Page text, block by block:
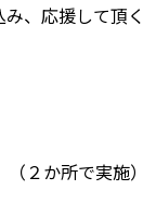
、応援して頂
２か所で実施）